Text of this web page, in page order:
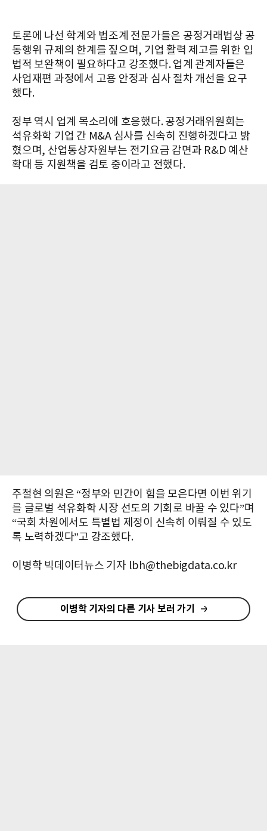
토론에 나선 학계와 법조계 전문가들은 공정거래법상 공
동행위 규제의 한계를 짚으며, 기업 활력 제고를 위한 입
법적 보완책이 필요하다고 강조했다. 업계 관계자들은
사업재편 과정에서 고용 안정과 심사 절차 개선을 요구
했다.
정부 역시 업계 목소리에 호응했다. 공정거래위원회는
석유화학 기업 간 M&A 심사를 신속히 진행하겠다고 밝
혔으며, 산업통상자원부는 전기요금 감면과 R&D 예산
확대 등 지원책을 검토 중이라고 전했다.
주철현 의원은 “정부와 민간이 힘을 모은다면 이번 위기
를 글로벌 석유화학 시장 선도의 기회로 바꿀 수 있다”며
“국회 차원에서도 특별법 제정이 신속히 이뤄질 수 있도
록 노력하겠다”고 강조했다.
이병학 빅데이터뉴스 기자 lbh@thebigdata.co.kr
이병학 기자의 다른 기사 보러 가기